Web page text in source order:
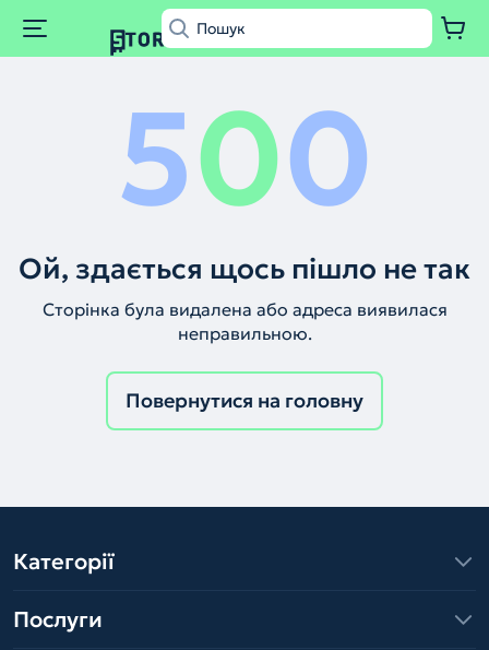
500
Ой, здається щось пішло не так
Сторінка була видалена або адреса виявилася
неправильною.
Повернутися на головну
Категорії
Послуги